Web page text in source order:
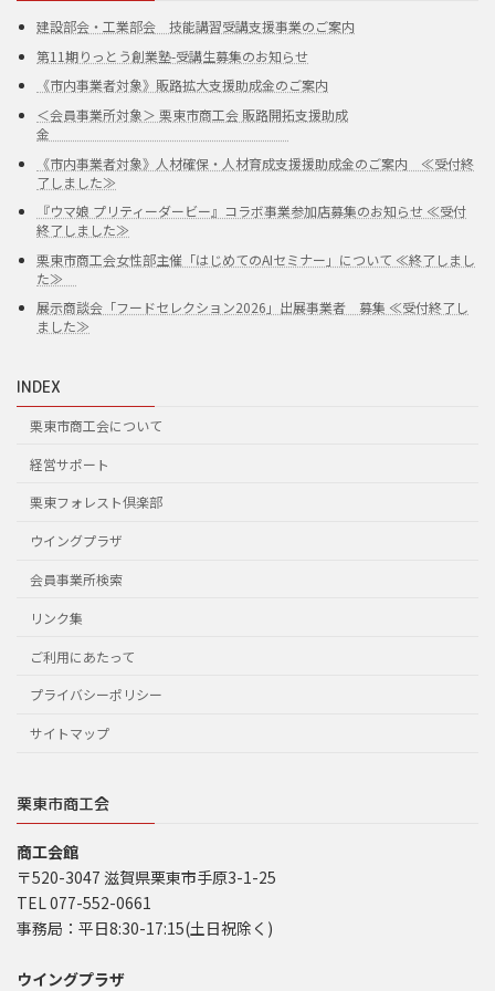
建設部会・工業部会 技能講習受講支援事業のご案内
第11期りっとう創業塾-受講生募集のお知らせ
《市内事業者対象》販路拡大支援助成金のご案内
＜会員事業所対象＞ 栗東市商工会 販路開拓支援助成
金
《市内事業者対象》人材確保・人材育成支援援助成金のご案内 ≪受付終
了しました≫
『ウマ娘 プリティーダービー』コラボ事業参加店募集のお知らせ ≪受付
終了しました≫
栗東市商工会女性部主催「はじめてのAIセミナー」について ≪終了しまし
た≫
展示商談会「フードセレクション2026」出展事業者 募集 ≪受付終了し
ました≫
INDEX
栗東市商工会について
経営サポート
栗東フォレスト倶楽部
ウイングプラザ
会員事業所検索
リンク集
ご利用にあたって
プライバシーポリシー
サイトマップ
栗東市商工会
商工会館
〒520-3047 滋賀県栗東市手原3-1-25
TEL 077-552-0661
事務局：平日8:30-17:15(土日祝除く)
ウイングプラザ